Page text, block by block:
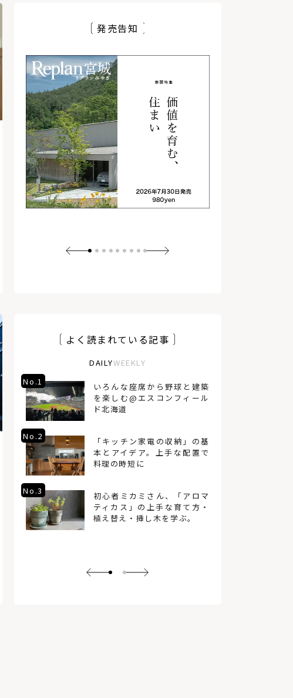
オープンハウス
無垢材
板張り 書店
ブレイスメイキング
場づくり
再開発
インテリアコーディネート
インナーガレージ
手洗い器
コンパクトハウス
二人暮らし
家づくりのアイデア
長期優良住宅
ヘルシンキ
バリアフリー
縦型ブラインド
宮城県 資産価値
太陽光発電
冷房
気候変動
地球温暖化
横型ブラインド、インテリア
設計
施工
ウィンドウトリートメント
アトリエ
吹き抜け
発売告知
よく読まれている記事
DAILYWEEKLY
No.1
いろんな座席から野球と建築
を楽しむ@エスコンフィール
ド北海道
No.2
「キッチン家電の収納」の基
本とアイデア。上手な配置で
料理の時短に
No.3
初心者ミカミさん、「アロマ
ティカス」の上手な育て方・
植え替え・挿し木を学ぶ。